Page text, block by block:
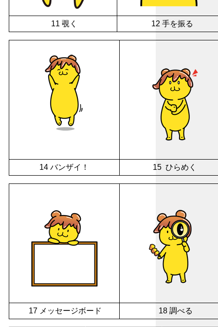
11 覗く 12 手を振る
14 バンザイ！ 15 ひらめく
17 メッセージボード 18 調べる